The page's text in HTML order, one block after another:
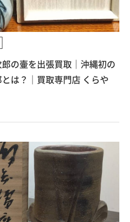
郎の壷を出張買取｜沖縄初の
は？｜買取専門店 くらや